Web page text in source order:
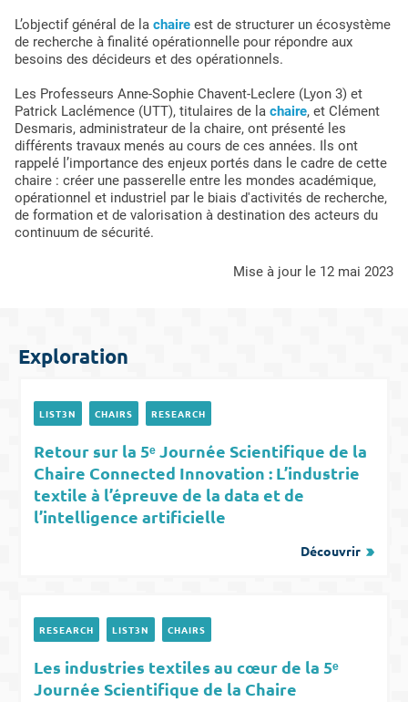
L’objectif général de la chaire est de structurer un écosystème
de recherche à finalité opérationnelle pour répondre aux
besoins des décideurs et des opérationnels.
Les Professeurs Anne-Sophie Chavent-Leclere (Lyon 3) et
Patrick Laclémence (UTT), titulaires de la chaire, et Clément
Desmaris, administrateur de la chaire, ont présenté les
différents travaux menés au cours de ces années. Ils ont
rappelé l’importance des enjeux portés dans le cadre de cette
chaire : créer une passerelle entre les mondes académique,
opérationnel et industriel par le biais d'activités de recherche,
de formation et de valorisation à destination des acteurs du
continuum de sécurité.
mise à jour le 12 mai 2023
Exploration
LIST3N CHAIRS RESEARCH
Retour sur la 5ᵉ Journée Scientifique de la
Chaire Connected Innovation : L’industrie
textile à l’épreuve de la data et de
l’intelligence artificielle
Découvrir
RESEARCH LIST3N CHAIRS
Les industries textiles au cœur de la 5ᵉ
Journée Scientifique de la Chaire